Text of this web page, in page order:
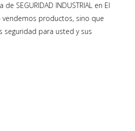
SEGURIDAD INDUSTRIAL en El
vendemos productos, sino que
seguridad para usted y sus